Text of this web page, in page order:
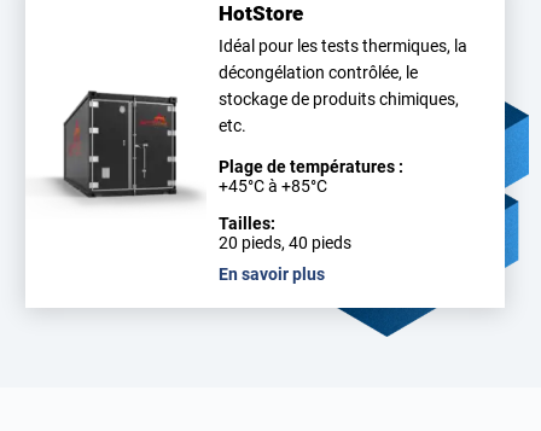
HotStore
Idéal pour les tests thermiques, la
décongélation contrôlée, le
stockage de produits chimiques,
etc.
Plage de températures :
+45°C à +85°C
Tailles:
20 pieds, 40 pieds
En savoir plus